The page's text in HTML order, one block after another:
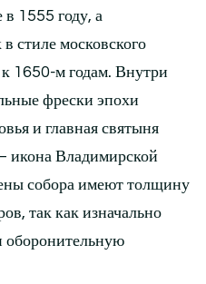
1555 году, а
стиле московского
1650-м годам. Внутри
фрески эпохи
и главная святыня
Владимирской
собора имеют толщину
так как изначально
оборонительную